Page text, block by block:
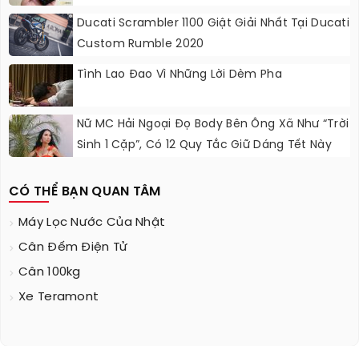
Ducati Scrambler 1100 Giật Giải Nhất Tại Ducati
Custom Rumble 2020
Tình Lao Đao Vì Những Lời Dèm Pha
Nữ MC Hải Ngoại Đọ Body Bên Ông Xã Như “trời
Sinh 1 Cặp”, Có 12 Quy Tắc Giữ Dáng Tết Này
CÓ THỂ BẠN QUAN TÂM
Máy Lọc Nước Của Nhật
Cân Đếm Điện Tử
Cân 100kg
Xe Teramont